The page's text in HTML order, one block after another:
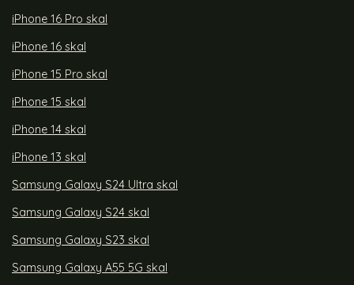
iPhone 16 Pro skal
iPhone 16 skal
iPhone 15 Pro skal
iPhone 15 skal
iPhone 14 skal
iPhone 13 skal
Samsung Galaxy S24 Ultra skal
Samsung Galaxy S24 skal
Samsung Galaxy S23 skal
Samsung Galaxy A55 5G skal